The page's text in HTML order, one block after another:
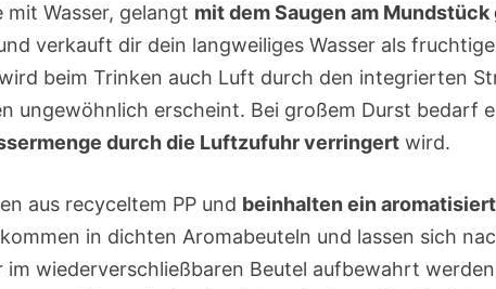
mit Wasser, gelangt mit dem Saugen am
verkauft dir dein langweiliges Wasser als
beim Trinken auch Luft durch den integrierten
ungewöhnlich erscheint. Bei großem Durst bedarf
durch die Luftzufuhr verringertwird.
aus recyceltem PP und beinhalten ein
in dichten Aromabeuteln und lassen sich
im wiederverschließbaren Beutel aufbewahrt